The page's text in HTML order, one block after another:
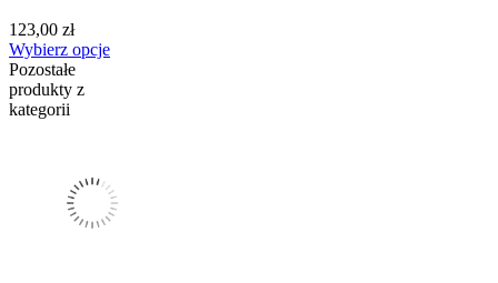
123,00 zł
Wybierz opcje
Pozostałe
produkty z
kategorii